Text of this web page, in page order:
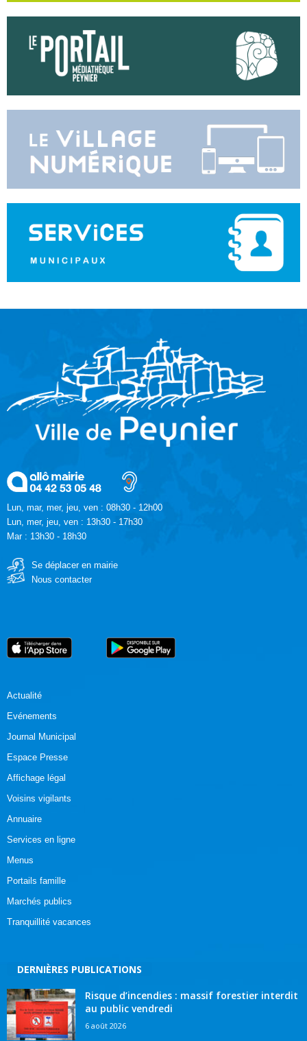
Lun, mar, mer, jeu, ven : 08h30 - 12h00
Lun, mer, jeu, ven : 13h30 - 17h30
Mar : 13h30 - 18h30
Se déplacer en mairie
Nous contacter
Actualité
Evénements
Journal Municipal
Espace Presse
Affichage légal
Voisins vigilants
Annuaire
Services en ligne
Menus
Portails famille
Marchés publics
Tranquillité vacances
DERNIÈRES PUBLICATIONS
Risque d’incendies : massif forestier interdit
au public vendredi
6 août 2026